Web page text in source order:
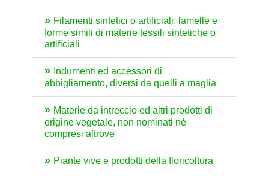
Filamenti sintetici o artificiali; lamelle e
forme simili di materie tessili sintetiche o
artificiali
Indumenti ed accessori di
abbigliamento, diversi da quelli a maglia
Materie da intreccio ed altri prodotti di
origine vegetale, non nominati né
compresi altrove
Piante vive e prodotti della floricoltura